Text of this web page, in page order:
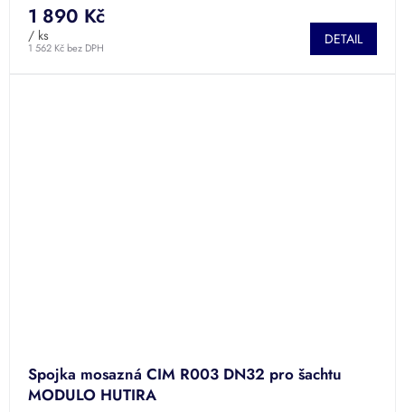
1 562 Kč bez DPH
1 890 Kč
/ ks DETAIL
Spojka mosazná CIM R003 DN32 pro šachtu
MODULO HUTIRA